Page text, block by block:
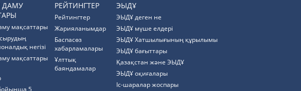
ДАМУ
мақсаттары
негізі
мақсаттары
5
РЕЙТИНГТЕР
Рейтингтер
Жарияланымдар
Баспасөз
хабарламалары
Ұлттық
баяндамалар
ЭЫДҰ
ЭЫДҰ деген не
ЭЫДҰ мүше елдері
ЭЫДҰ Хатшылығының құрылымы
ЭЫДҰ бағыттары
Қазақстан және ЭЫДҰ
ЭЫДҰ оқиғалары
Іс-шаралар жоспары